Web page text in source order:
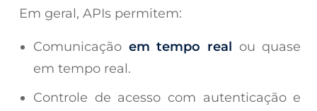
Em geral, APIs permitem:
Comunicação em tempo real ou quase
em tempo real.
Controle de acesso com autenticação e